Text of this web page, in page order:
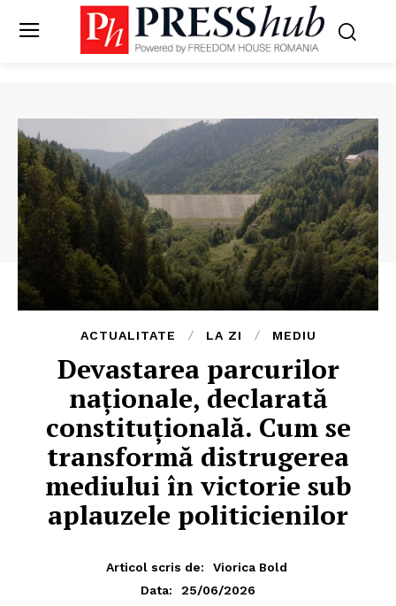
ACTUALITATE LA ZI MEDIU
Devastarea parcurilor
naționale, declarată
constituțională. Cum se
transformă distrugerea
mediului în victorie sub
aplauzele politicienilor
Articol scris de:
Viorica Bold
Data:
25/06/2026